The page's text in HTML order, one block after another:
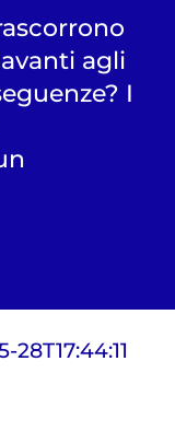
agli
I
28T17:44:11